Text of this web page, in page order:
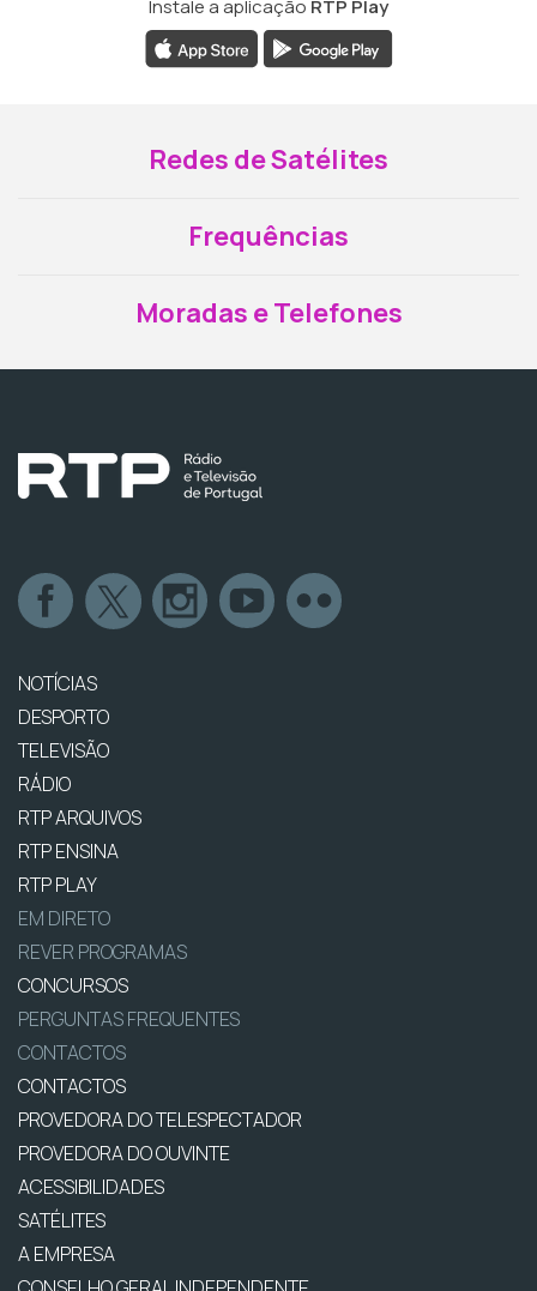
Instale a aplicação RTP Play
Redes de Satélites
Frequências
Moradas e Telefones
NOTÍCIAS
DESPORTO
TELEVISÃO
RÁDIO
RTP ARQUIVOS
RTP ENSINA
RTP PLAY
EM DIRETO
REVER PROGRAMAS
CONCURSOS
PERGUNTAS FREQUENTES
CONTACTOS
CONTACTOS
PROVEDORA DO TELESPECTADOR
PROVEDORA DO OUVINTE
ACESSIBILIDADES
SATÉLITES
A EMPRESA